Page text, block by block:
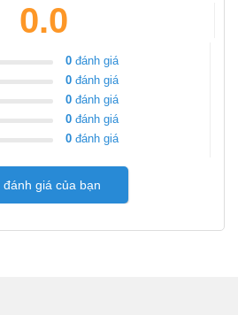
0.0
0 đánh giá
0 đánh giá
0 đánh giá
0 đánh giá
0 đánh giá
đánh giá của bạn